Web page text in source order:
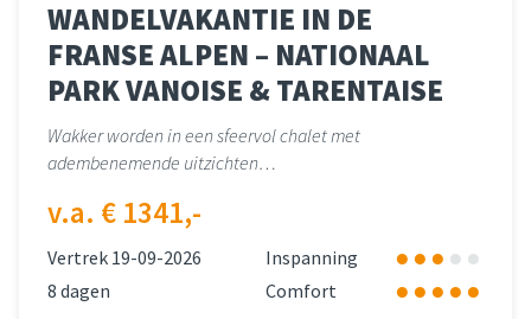
WANDELVAKANTIE IN DE
FRANSE ALPEN – NATIONAAL
PARK VANOISE & TARENTAISE
Wakker worden in een sfeervol chalet met
adembenemende uitzichten…
v.a. € 1341,-
Vertrek 19-09-2026
Inspanning
8 dagen
Comfort